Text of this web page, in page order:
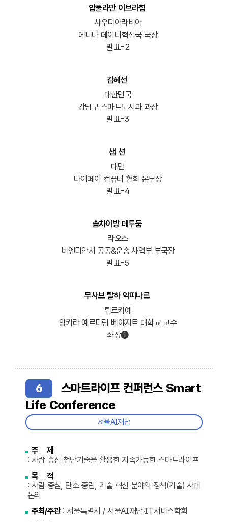
압둘라만 이브라힘
사우디아라비아
메디나 데이터혁신국 국장
발표-2
김혜선
대한민국
강남구 스마트도시과 과장
발표-3
샘 션
대만
타이페이 컴퓨터 협회 본부장
발표-4
솜차이방 데투둠
라오스
비엔티안시 공공&운송 사업부 부국장
발표-5
무사브 탈하 악피나르
튀르키예
앙카라 예르디림 베야지트 대학교 교수
좌장➊
6
스마트라이프 컨퍼런스 Smart
Life Conference
서울AI재단
주 제
: 사람 중심 첨단기술을 활용한 지속가능한 스마트라이프
목 적
: 사람 중심, 탄소 중립, 기술 혁신 분야의 정책(기술) 사례
논의
주최/주관 : 서울특별시 / 서울AI재단·IT서비스학회